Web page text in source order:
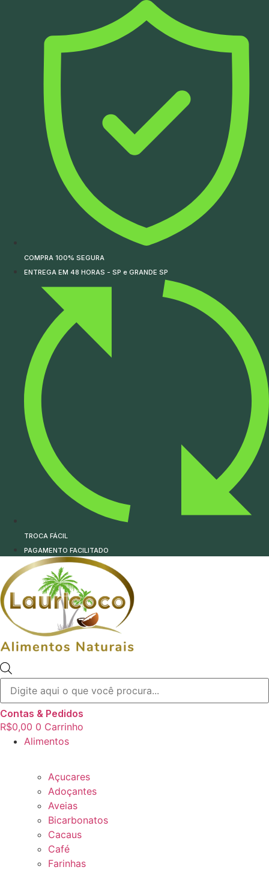
COMPRA 100% SEGURA
ENTREGA EM 48 HORAS - SP e GRANDE SP
TROCA FÁCIL
PAGAMENTO FACILITADO
produtos
Contas & Pedidos
R$0,00 0 Carrinho
Alimentos
Açucares
Adoçantes
Aveias
Bicarbonatos
Cacaus
Café
Farinhas